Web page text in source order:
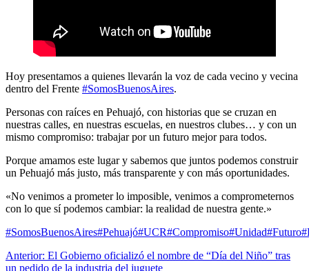
Hoy presentamos a quienes llevarán la voz de cada vecino y vecina
dentro del Frente #SomosBuenosAires.
Personas con raíces en Pehuajó, con historias que se cruzan en
nuestras calles, en nuestras escuelas, en nuestros clubes… y con un
mismo compromiso: trabajar por un futuro mejor para todos.
Porque amamos este lugar y sabemos que juntos podemos construir
un Pehuajó más justo, más transparente y con más oportunidades.
«No venimos a prometer lo imposible, venimos a comprometernos
con lo que sí podemos cambiar: la realidad de nuestra gente.»
#SomosBuenosAires#Pehuajó#UCR#Compromiso#Unidad#Futuro
Navegación
Anterior: El Gobierno oficializó el nombre de “Día del Niño” tras
un pedido de la industria del juguete